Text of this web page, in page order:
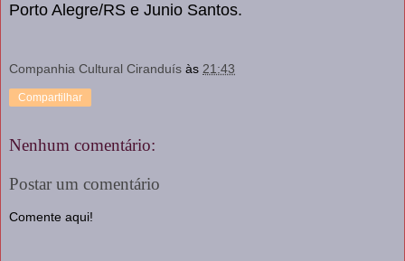
Porto Alegre/RS e Junio Santos.
Companhia Cultural Ciranduís às 21:43
Compartilhar
Nenhum comentário:
Postar um comentário
Comente aqui!